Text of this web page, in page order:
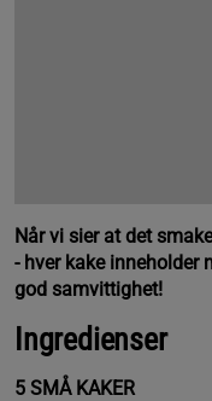
Når vi sier at det
- hver kake inneholder
god samvittighet!
Ingredienser
5 SMÅ KAKER